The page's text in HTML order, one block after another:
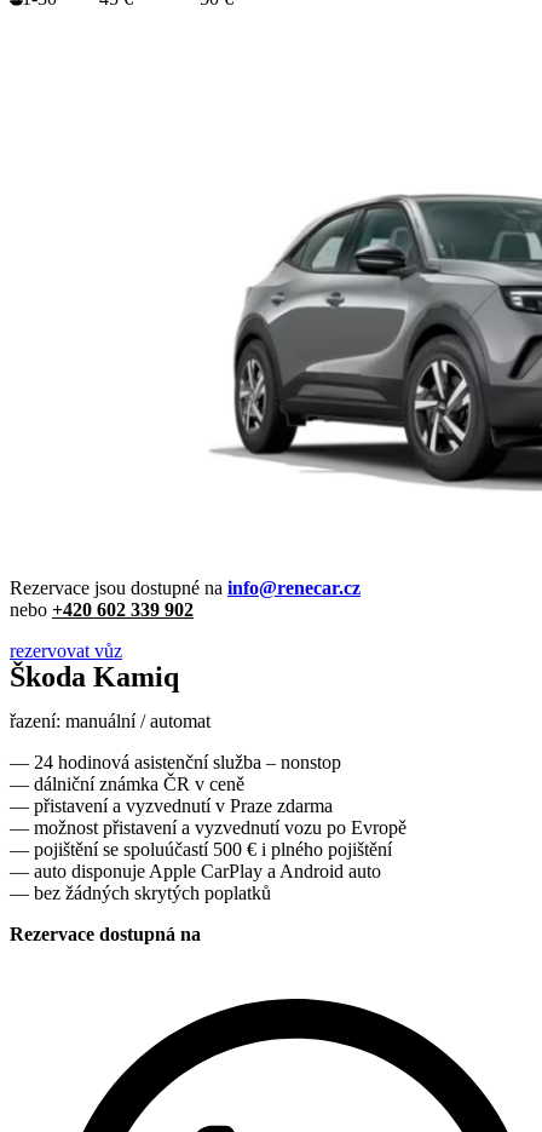
Rezervace jsou dostupné na info@renecar.cz
nebo +420 602 339 902
rezervovat vůz
Škoda Kamiq
řazení: manuální / automat
— 24 hodinová asistenční služba – nonstop
— dálniční známka ČR v ceně
— přistavení a vyzvednutí v Praze zdarma
— možnost přistavení a vyzvednutí vozu po Evropě
— pojištění se spoluúčastí 500 € i plného pojištění
— auto disponuje Apple CarPlay a Android auto
— bez žádných skrytých poplatků
Rezervace dostupná na